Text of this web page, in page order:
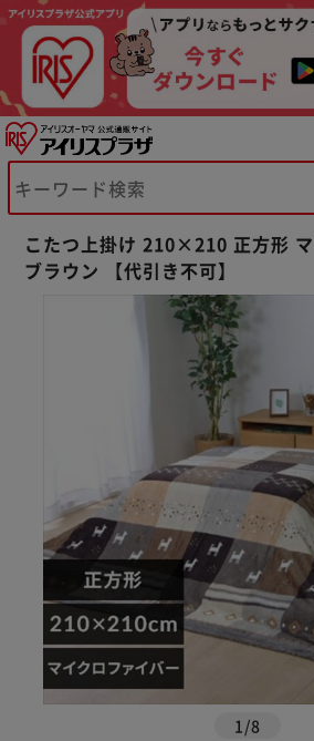
こたつ上掛け 210×210 正方形
ブラウン 【代引き不可】
1 /8
※ご確認ください
カートに入れる